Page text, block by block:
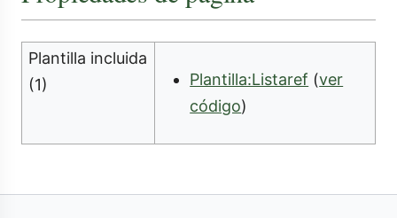
Plantilla incluida
(1)
Plantilla:Listaref (ver
código)